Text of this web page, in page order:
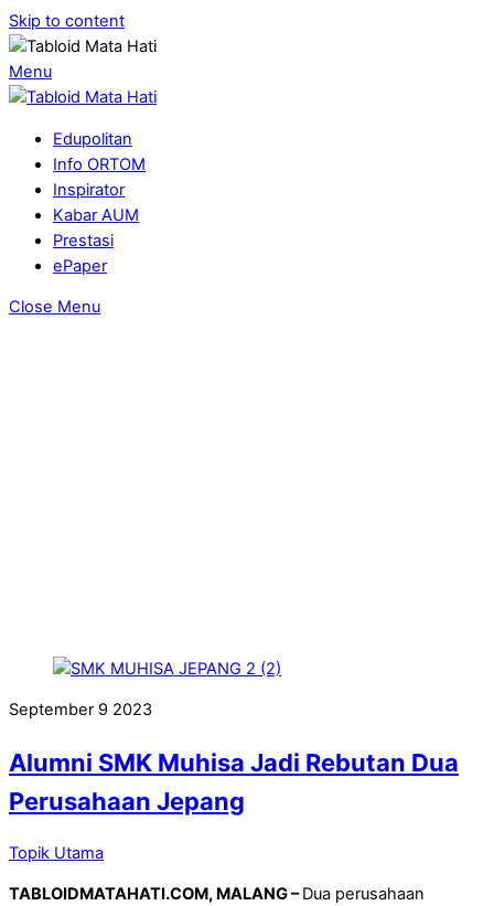
Skip to content
Menu
Edupolitan
Info ORTOM
Inspirator
Kabar AUM
Prestasi
ePaper
Close Menu
September 9 2023
Alumni SMK Muhisa Jadi Rebutan Dua
Perusahaan Jepang
Topik Utama
TABLOIDMATAHATI.COM, MALANG –Dua perusahaan